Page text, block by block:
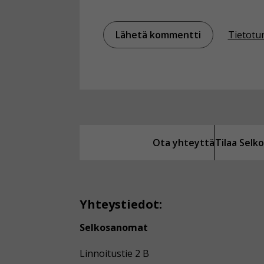
Ota yhteyttäTilaa
Yhteystiedot:
Selkosanomat
Linnoitustie 2 B